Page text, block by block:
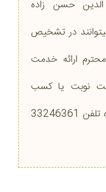
حسن زاده
در تشخیص
ارائه خدمت
نوبت یا کسب
اطلاعات بیشتر در این زمینه با شماره تلفن 33246361